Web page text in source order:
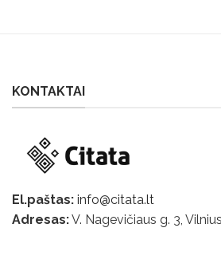
KONTAKTAI
El.paštas: info@citata.lt
Adresas:V. Nagevičiaus g. 3,